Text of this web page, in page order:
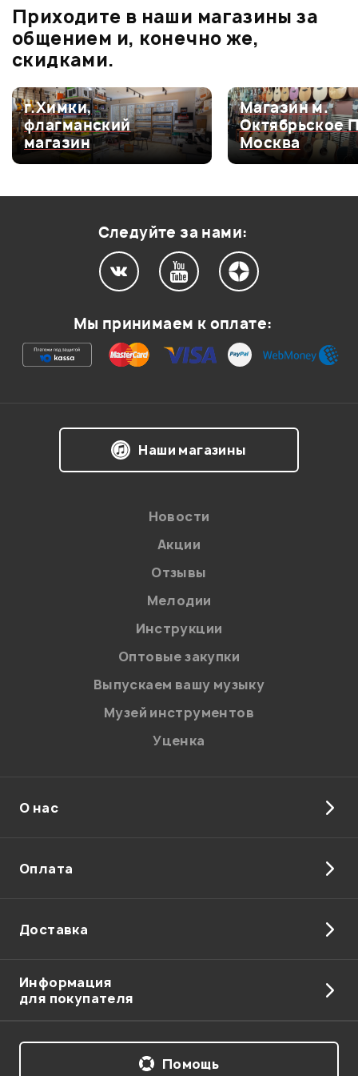
0.0
Оценка5
0
Оценка4
0
Оценка3
0
Ваша оценка:
на обработку персональных данных в
Политикой в отношении обработки
персональных данных.
Введите проверочное число:
Отправить
Приходите в наши магазины за
общением и, конечно же,
скидками.
г.Химки,
флагманский
магазин
Магазин м.
Октябрьское
Москва
Следуйте за нами:
Мы принимаем к оплате:
Наши магазины
Новости
Акции
Отзывы
Мелодии
Инструкции
Оптовые закупки
Выпускаем вашу музыку
Музей инструментов
Уценка
О нас
Оплата
Доставка
Информация
для покупателя
Помощь